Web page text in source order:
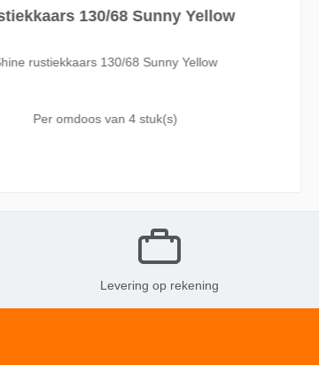
130/68 Sunny Yellow
rustiekkaars 130/68 Sunny Yellow
Per omdoos van4 stuk(s)
Levering op rekening